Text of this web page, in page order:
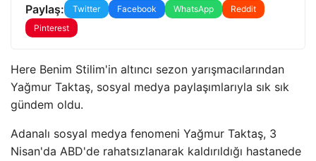
Paylaş: Twitter Facebook WhatsApp
Reddit
Pinterest
Here Benim Stilim'in altıncı sezon yarışmacılarından
Yağmur Taktaş, sosyal medya paylaşımlarıyla sık sık
gündem oldu.
Adanalı sosyal medya fenomeni Yağmur Taktaş, 3
Nisan'da ABD'de rahatsızlanarak kaldırıldığı hastanede